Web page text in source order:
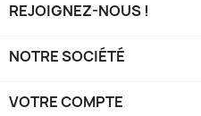
REJOIGNEZ-NOUS !
NOTRE SOCIÉTÉ
VOTRE COMPTE